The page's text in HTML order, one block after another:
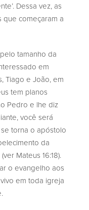
Dessa vez, as
que começaram a
tamanho da
em
Tiago e João, em
tem planos
Pedro e lhe diz
você será
torna o apóstolo
da
Mateus 16:18).
o evangelho aos
em toda igreja